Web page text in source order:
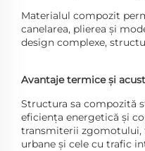
Materialul compozit
canelarea, plierea și
design complexe,
Avantaje termice și
Structura sa compozită
eficiența energetică și
transmiterii zgomotului,
urbane și cele cu trafic